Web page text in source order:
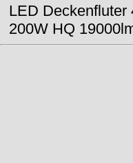
LED Deckenfluter
200W HQ